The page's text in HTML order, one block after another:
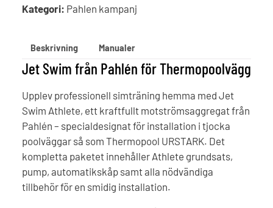
Kategori: Pahlen kampanj
Beskrivning Manualer
Jet Swim från Pahlén för Thermopoolvägg
Upplev professionell simträning hemma med Jet
Swim Athlete, ett kraftfullt motströmsaggregat från
Pahlén – specialdesignat för installation i tjocka
poolväggar så som Thermopool URSTARK. Det
kompletta paketet innehåller Athlete grundsats,
pump, automatikskåp samt alla nödvändiga
tillbehör för en smidig installation.